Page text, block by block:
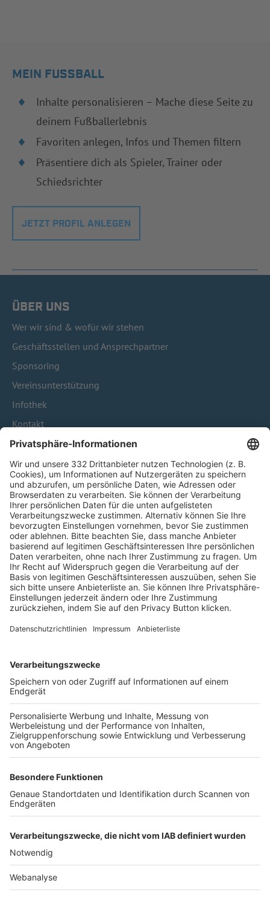
MEIN FUSSBALL
Inhalte personalisieren – Mache diese Seite zu
deinem Fußballerlebnis
Favoriten anlegen, Infos und Themen filtern
Präsentiere dich als Spieler, Trainer oder
Schiedsrichter
JETZT PROFIL ANLEGEN
ÜBER UNS
Wer wir sind & wofür wir stehen
Geschäftsstellen und Ansprechpartner
Sponsoring
Vereinsunterstützung
Infothek
Kontakt
HÄUFIG BESUCHTE SEITEN
Pässe und Vereinswechsel
Trainerausbildung
Schulungsangebot Vereinsmitarbeiter
BFV-Geschäftsstellen
Trainerbörse
Login SpielPlus
FOLGE DEM BFV
TOP-VEREINE
TOP-PARTNER
Nutzungsbedingungen Datenschutz Impressum